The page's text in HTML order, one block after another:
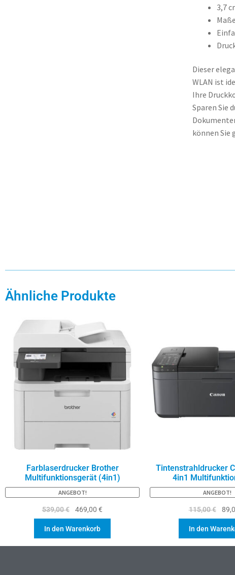
3,7
Dieser
WLAN ist
Ihre
Sparen Sie
können Sie
Ähnliche Produkte
Farblaserdrucker Brother
Multifunktionsgerät (4in1)
ANGEBOT!
539,00€ 469,00€
In den Warenkorb
Tintenstrahldrucker
4in1
ANGEBOT!
115,00€
In den